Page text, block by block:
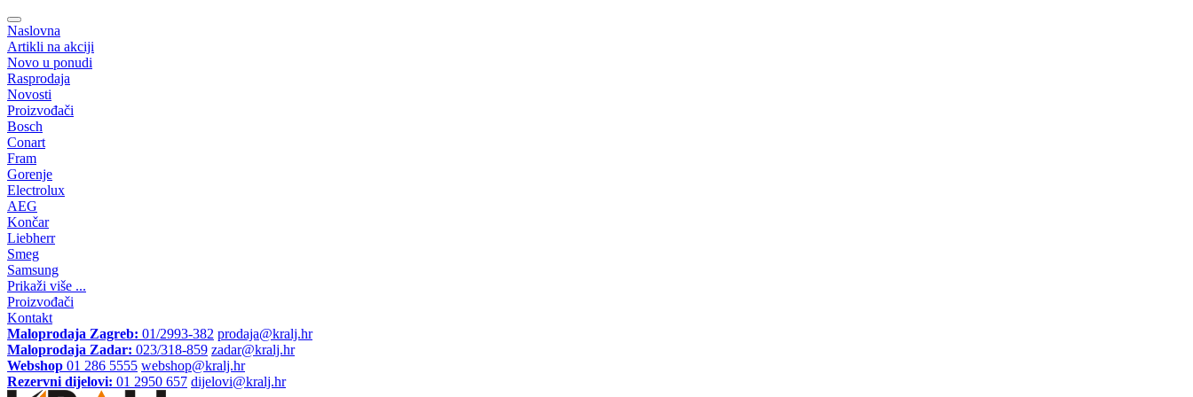
Naslovna
Artikli na akciji
Novo u ponudi
Rasprodaja
Novosti
Proizvođači
Bosch
Conart
Fram
Gorenje
Electrolux
AEG
Končar
Liebherr
Smeg
Samsung
Prikaži više ...
Proizvođači
Kontakt
Maloprodaja Zagreb: 01/2993-382 prodaja@kralj.hr
Maloprodaja Zadar: 023/318-859 zadar@kralj.hr
Webshop 01 286 5555 webshop@kralj.hr
Rezervni dijelovi: 01 2950 657 dijelovi@kralj.hr